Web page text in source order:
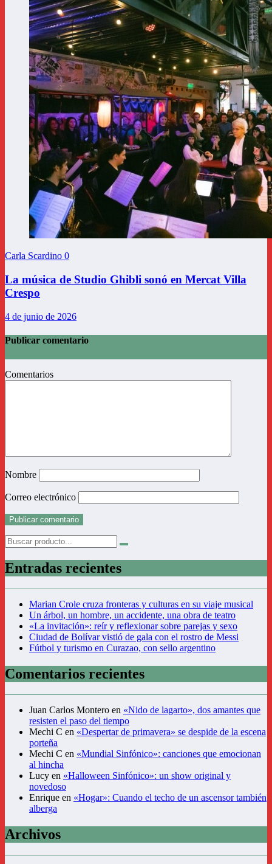
Carla Scardino 0
La música de Studio Ghibli sonó en Mercat Villa
Crespo
4 de junio de 2026
Publicar comentario
Comentarios
Nombre
Correo electrónico
Entradas recientes
Marian Crole cruza fronteras y culturas en su viaje musical
Un árbol, un hombre, un accidente, una obra de teatro
«La invitación»: reír y reflexionar sobre parejas y sexo
Ciudad de Bolívar vistió de gala con el rostro de Messi
Fútbol y turismo en Curazao, con sello argentino
Comentarios recientes
Juan Carlos Montero en «Nido de lagarto», dos amantes que
resisten el paso del tiempo
Mechi C en «Despertar de primavera» se despide de la escena
porteña
Mechi C en «Mundial Sinfónico»: canciones que emocionan
al hincha
Lucy en «Halloween Sinfónico»: un show original y
novedoso
Enrique en «Hogar»: Cuando el techo de un ascensor también
alberga
Archivos